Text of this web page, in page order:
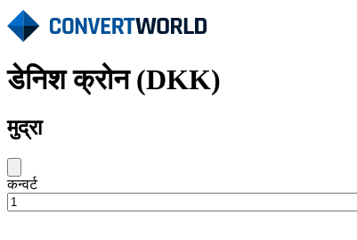
डेनिश क्रोन (DKK)
मुद्रा
कन्वर्ट